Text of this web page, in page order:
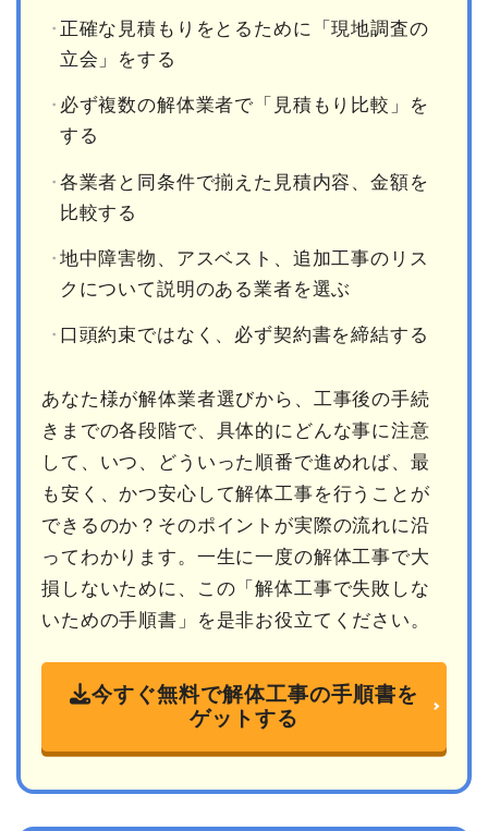
正確な見積もりをとるために「現地調査の
立会」をする
必ず複数の解体業者で「見積もり比較」を
する
各業者と同条件で揃えた見積内容、金額を
比較する
地中障害物、アスベスト、追加工事のリス
クについて説明のある業者を選ぶ
口頭約束ではなく、必ず契約書を締結する
あなた様が解体業者選びから、工事後の手続
きまでの各段階で、具体的にどんな事に注意
して、いつ、どういった順番で進めれば、最
も安く、かつ安心して解体工事を行うことが
できるのか？そのポイントが実際の流れに沿
ってわかります。一生に一度の解体工事で大
損しないために、この「解体工事で失敗しな
いための手順書」を是非お役立てください。
今すぐ無料で解体工事の手順書を
ゲットする